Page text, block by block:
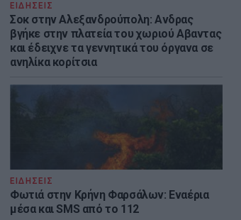
ΕΙΔΗΣΕΙΣ
Σοκ στην Αλεξανδρούπολη: Ανδρας
βγήκε στην πλατεία του χωριού Αβαντας
και έδειχνε τα γεννητικά του όργανα σε
ανηλίκα κορίτσια
ΕΙΔΗΣΕΙΣ
Φωτιά στην Κρήνη Φαρσάλων: Εναέρια
μέσα και SMS από το 112